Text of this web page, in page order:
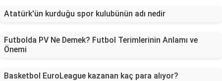
Atatürk'ün kurduğu spor kulubünün adı nedir
Futbolda PV Ne Demek? Futbol Terimlerinin Anlamı ve
Önemi
Basketbol EuroLeague kazanan kaç para alıyor?